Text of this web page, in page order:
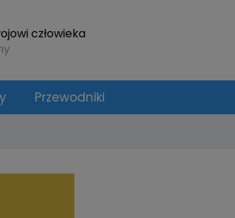
człowieka
Przewodniki